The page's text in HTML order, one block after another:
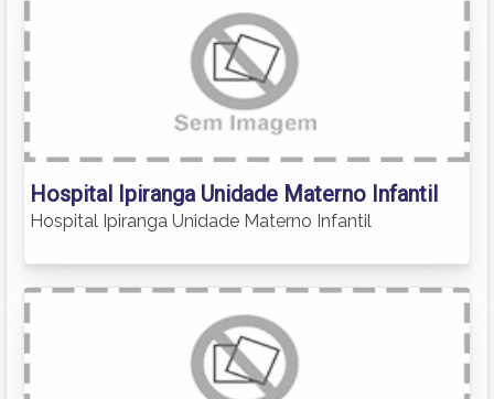
Hospital Ipiranga Unidade Materno Infantil
Hospital Ipiranga Unidade Materno Infantil